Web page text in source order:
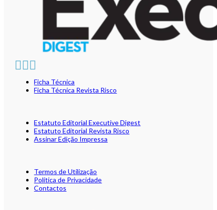
Ficha Técnica
Ficha Técnica Revista Risco
Estatuto Editorial Executive Digest
Estatuto Editorial Revista Risco
Assinar Edição Impressa
Termos de Utilização
Política de Privacidade
Contactos